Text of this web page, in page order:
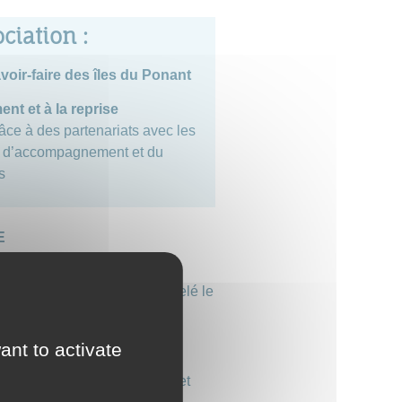
:
faire des îles du Ponant
et à la reprise
à des partenariats avec les
et du
a été renouvelé le
:
artisanale de Bréhat) et
to activate